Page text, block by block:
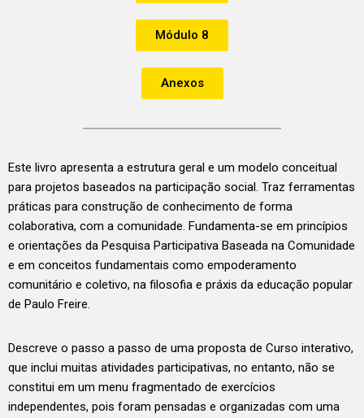
Módulo 8
Anexos
Este livro apresenta a estrutura geral e um modelo conceitual
para projetos baseados na participação social. Traz ferramentas
práticas para construção de conhecimento de forma
colaborativa, com a comunidade. Fundamenta-se em princípios
e orientações da Pesquisa Participativa Baseada na Comunidade
e em conceitos fundamentais como empoderamento
comunitário e coletivo, na filosofia e práxis da educação popular
de Paulo Freire.
Descreve o passo a passo de uma proposta de Curso interativo,
que inclui muitas atividades participativas, no entanto, não se
constitui em um menu fragmentado de exercícios
independentes, pois foram pensadas e organizadas com uma